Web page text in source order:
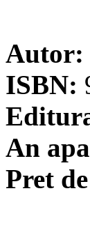
Autor:
ISBN:
An
Pret